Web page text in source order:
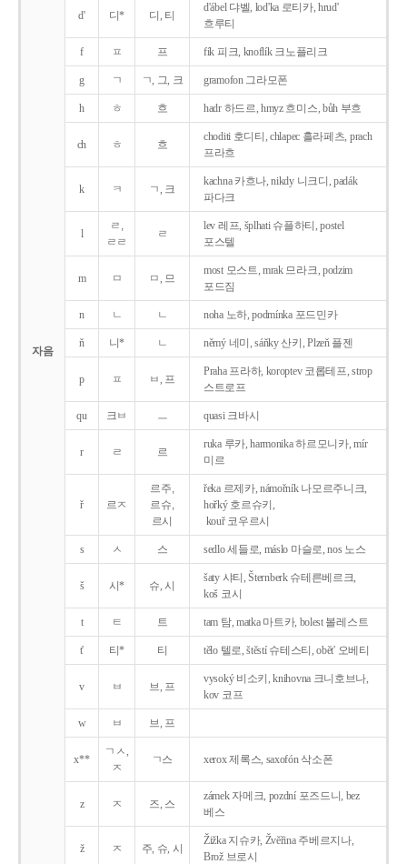
자음
d' 디* 디, 티
d'ábel 댜벨, lod'ka 로티카, hrud'
흐루티
f ㅍ 프 fík 피크, knoflík 크노플리크
g ㄱ ㄱ, 그, 크 gramofon 그라모폰
h ㅎ 흐 hadr 하드르, hmyz 흐미스, bůh 부흐
ch ㅎ 흐
choditi 호디티, chlapec 흘라페츠, prach
프라흐
k ㅋ ㄱ, 크
kachna 카흐나, nikdy 니크디, padák
파다크
l
ㄹ,
ㄹㄹ
ㄹ
lev 레프, šplhati 슈플하티, postel
포스텔
m ㅁ ㅁ, 므
most 모스트, mrak 므라크, podzim
포드짐
n ㄴ ㄴ noha 노하, podmínka 포드민카
ň 니* ㄴ němý 네미, sáňky 산키, Plzeň 플젠
p ㅍ ㅂ, 프
Praha 프라하, koroptev 코롭테프, strop
스트로프
qu 크ㅂ ㅡ quasi 크바시
r ㄹ 르
ruka 루카, harmonika 하르모니카, mír
미르
ř 르ㅈ
르주,
르슈,
르시
řeka 르제카, námořník 나모르주니크,
hořký 호르슈키,
kouř 코우르시
s ㅅ 스 sedlo 세들로, máslo 마슬로, nos 노스
š 시* 슈, 시
šaty 샤티, Šternberk 슈테른베르크,
koš 코시
t ㅌ 트 tam 탐, matka 마트카, bolest 볼레스트
t' 티* 티 tělo 텔로, štěstí 슈테스티, obět' 오베티
v ㅂ 브, 프
vysoký 비소키, knihovna 크니호브나,
kov 코프
w ㅂ 브, 프
x**
ㄱㅅ,
ㅈ
ㄱ스 xerox 제록스, saxofón 삭소폰
z ㅈ 즈, 스
zámek 자메크, pozdní 포즈드니, bez
베스
ž ㅈ 주, 슈, 시
Žižka 지슈카, Žvěřina 주베르지나,
Brož 브로시